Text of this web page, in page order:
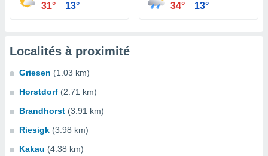
31° 13° 34° 13°
Localités à proximité
Griesen (1.03 km)
Horstdorf (2.71 km)
Brandhorst (3.91 km)
Riesigk (3.98 km)
Kakau (4.38 km)